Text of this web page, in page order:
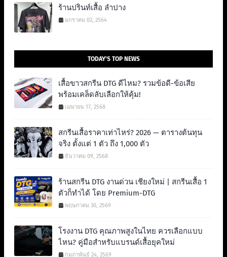
ร้านปรินท์เสื้อ ลำปาง
มกราคม 02, 2564
TODAY'S TOP NEWS
เสื้อขาวสกรีน DTG ดีไหม? รวมข้อดี-ข้อเสีย
พร้อมเคล็ดลับเลือกให้คุ้ม!
เมษายน 17, 2568
สกรีนเสื้อราคาเท่าไหร่? 2026 — ตารางต้นทุน
จริง ตั้งแต่ 1 ตัว ถึง 1,000 ตัว
ธันวาคม 09, 2568
ร้านสกรีน DTG งานด่วน เชียงใหม่ | สกรีนเสื้อ 1
ตัวก็ทำได้ โดย Premium-DTG
พฤษภาคม 30, 2569
โรงงาน DTG คุณภาพสูงในไทย ควรเลือกแบบ
ไหน? คู่มือสำหรับแบรนด์เสื้อยุคใหม่
กุมภาพันธ์ 24, 2569